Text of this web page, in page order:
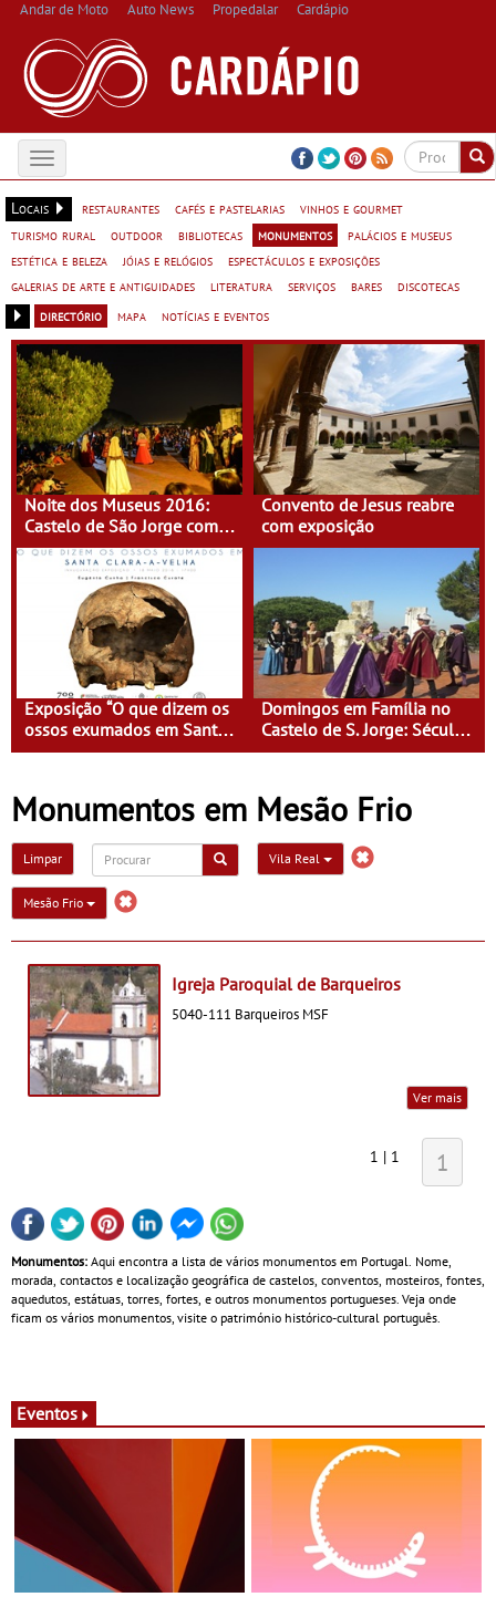
Andar de Moto Auto News Propedalar Cardápio
Toggle
navigation
Locais
restaurantes cafés e pastelarias
vinhos e gourmet
turismo rural
outdoor bibliotecas monumentos
palácios e museus
estética e beleza
jóias e relógios
espectáculos e exposições
galerias de arte e antiguidades
literatura serviços bares
discotecas
directório
mapa notícias e eventos
Noite dos Museus 2016:
Castelo de São Jorge com
entrada gratuita
Convento de Jesus reabre
com exposição
Exposição “O que dizem os
ossos exumados em Santa
Clara-a-Velha”
Domingos em Família no
Castelo de S. Jorge: Século
XVI - Tempo de Mulheres -
Monumentos em Mesão Frio
Limpar Vila Real
Mesão Frio
Igreja Paroquial de Barqueiros
5040-111 Barqueiros MSF
Ver mais
1 | 1 1
Monumentos: Aqui encontra a lista de vários monumentos em Portugal. Nome,
morada, contactos e localização geográfica de castelos, conventos, mosteiros, fontes,
aquedutos, estátuas, torres, fortes, e outros monumentos portugueses. Veja onde
ficam os vários monumentos, visite o património histórico-cultural português.
Eventos